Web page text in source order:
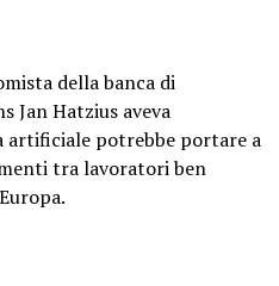
della banca di
Jan Hatzius aveva
artificiale potrebbe portare a
tra lavoratori ben